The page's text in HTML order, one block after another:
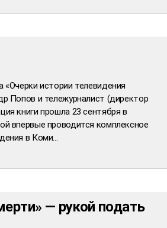
истории телевидения
Попов и тележурналист (директор
книги прошла 23 сентября в
впервые проводится комплексное
в Коми…
— рукой подать